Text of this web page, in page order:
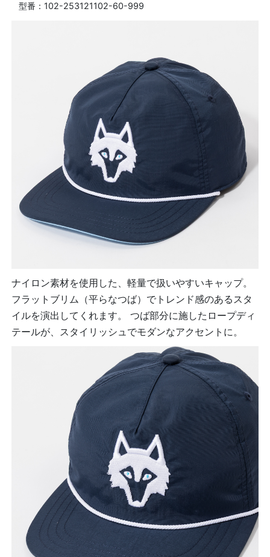
型番： 102-253121102-60-999
ナイロン素材を使用した、軽量で扱いやすいキャップ。
フラットブリム（平らなつば）でトレンド感のあるスタ
イルを演出してくれます。 つば部分に施したロープディ
テールが、スタイリッシュでモダンなアクセントに。